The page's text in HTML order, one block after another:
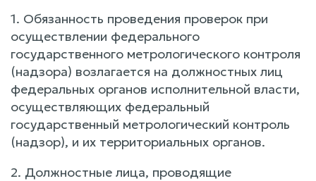
1. Обязанность проведения проверок при
осуществлении федерального
государственного метрологического контроля
(надзора) возлагается на должностных лиц
федеральных органов исполнительной власти,
осуществляющих федеральный
государственный метрологический контроль
(надзор), и их территориальных органов.
2. Должностные лица, проводящие